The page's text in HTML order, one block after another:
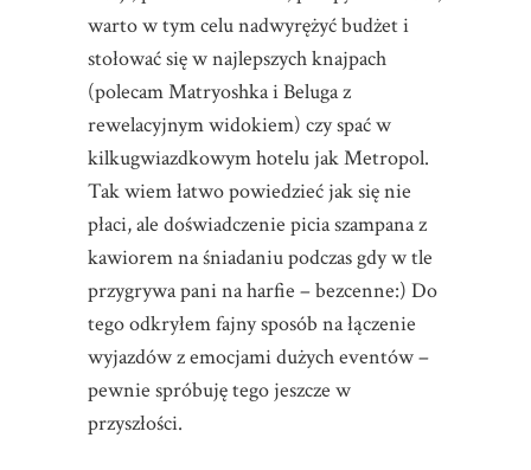
warto w tym celu nadwyrężyć budżet i
stołować się w najlepszych knajpach
(polecam Matryoshka i Beluga z
rewelacyjnym widokiem) czy spać w
kilkugwiazdkowym hotelu jak Metropol.
Tak wiem łatwo powiedzieć jak się nie
płaci, ale doświadczenie picia szampana z
kawiorem na śniadaniu podczas gdy w tle
przygrywa pani na harfie – bezcenne:) Do
tego odkryłem fajny sposób na łączenie
wyjazdów z emocjami dużych eventów –
pewnie spróbuję tego jeszcze w
przyszłości.